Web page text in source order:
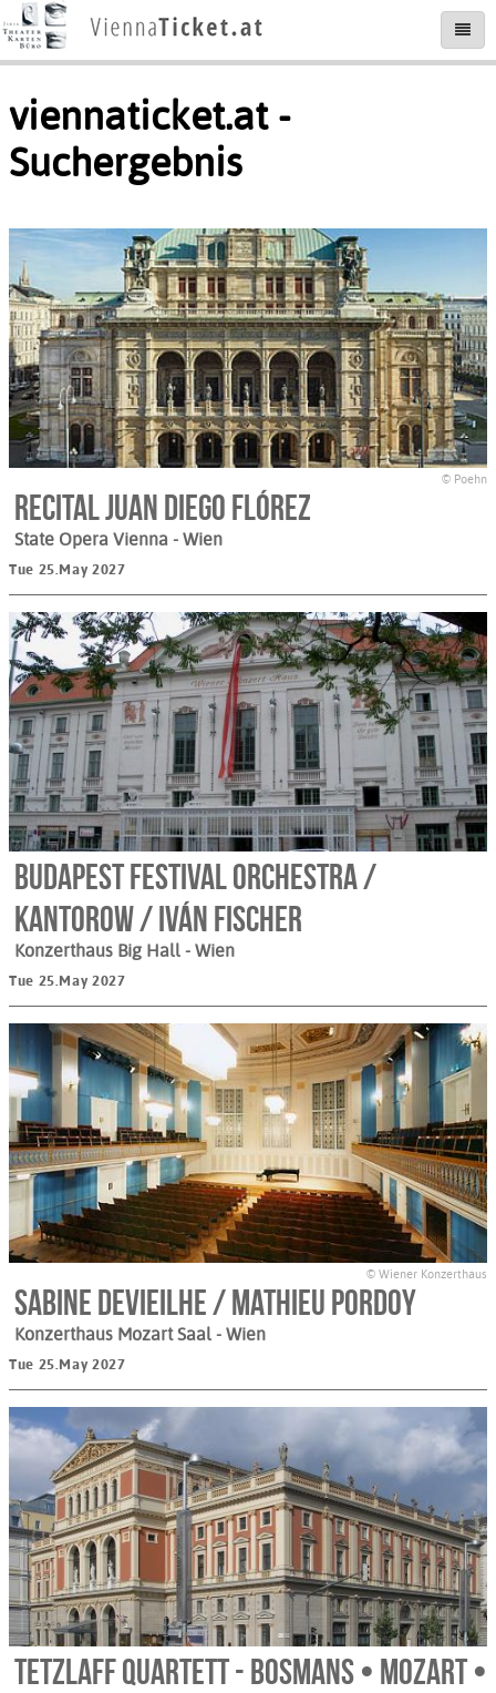
viennaticket.at -
Suchergebnis
© Poehn
Recital Juan Diego Flórez
State Opera Vienna - Wien
Tue 25.May 2027
Budapest Festival Orchestra /
Kantorow / Iván Fischer
Konzerthaus Big Hall - Wien
Tue 25.May 2027
© Wiener Konzerthaus
Sabine Devieilhe / Mathieu Pordoy
Konzerthaus Mozart Saal - Wien
Tue 25.May 2027
Tetzlaff Quartett - Bosmans • Mozart •